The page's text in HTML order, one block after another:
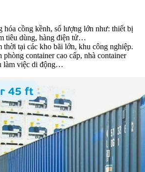
hóa cồng kềnh, số lượng lớn như: thiết bị
tiêu dùng, hàng điện tử…
thời tại các kho bãi lớn, khu công nghiệp.
phòng container cao cấp, nhà container
làm việc di động…